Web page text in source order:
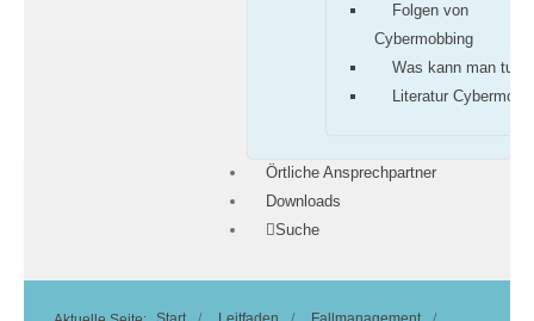
Folgen von
Cybermobbing
Was kann man tun?
Literatur
Örtliche Ansprechpartner
Downloads
Suche